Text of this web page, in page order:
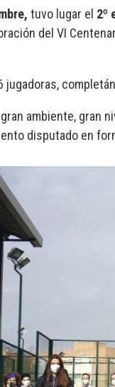
tuvo lugar el 2º
del VI
jugadoras,
ambiente,
disputado en